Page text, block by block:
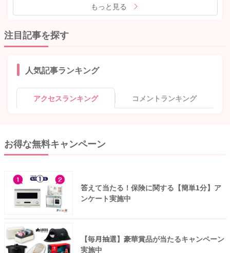
もっと見る
注目記事を探す
人気記事ランキング
アクセスランキング コメントランキング
お得な無料キャンペーン
答えて当たる！保険に関する【簡単1分】ア
ンケート実施中
【毎月抽選】豪華賞品が当たるキャンペーン
実施中